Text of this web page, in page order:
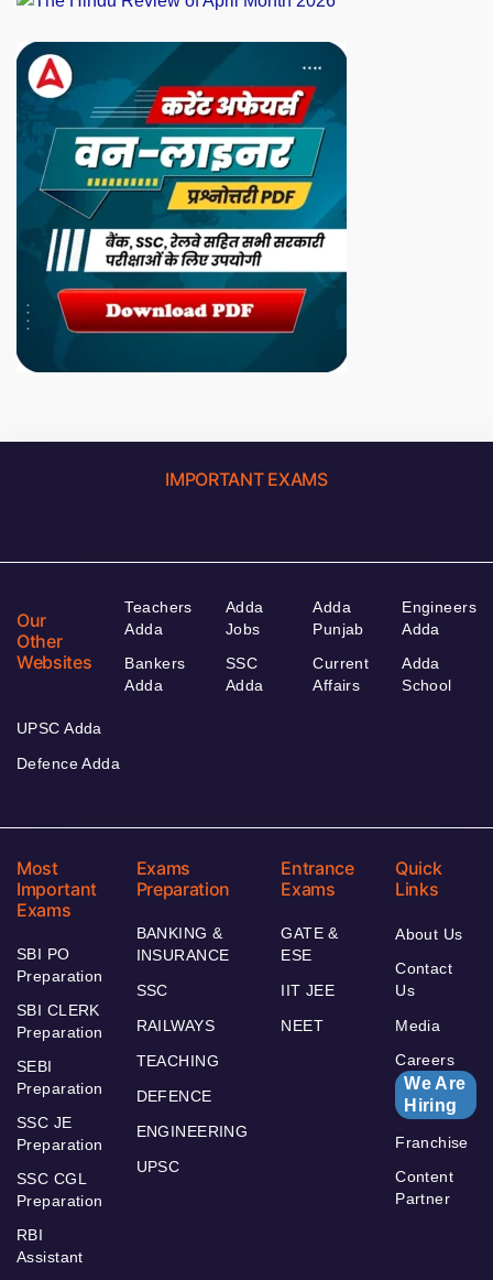
IMPORTANT EXAMS
Our
Other
Websites
Teachers
Adda
Bankers
Adda
Adda
Jobs
SSC
Adda
Adda
Punjab
Current
Affairs
Engineers
Adda
Adda
School
UPSC Adda
Defence Adda
Most
Important
Exams
SBI PO
Preparation
SBI CLERK
Preparation
SEBI
Preparation
SSC JE
Preparation
SSC CGL
Preparation
RBI
Assistant
Exams
Preparation
BANKING &
INSURANCE
SSC
RAILWAYS
TEACHING
DEFENCE
ENGINEERING
UPSC
Entrance
Exams
GATE &
ESE
IIT JEE
NEET
Quick
Links
About Us
Contact
Us
Media
Careers
We Are
Hiring
Franchise
Content
Partner